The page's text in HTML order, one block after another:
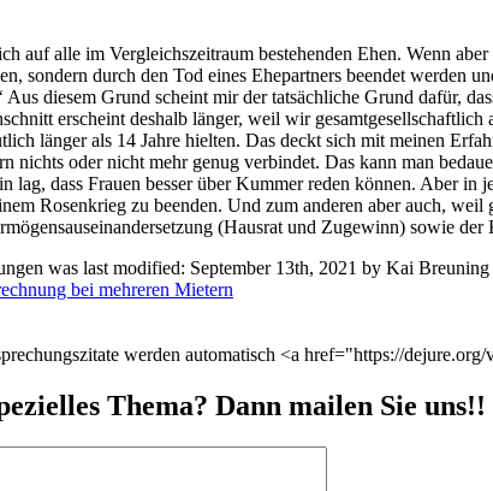
auf alle im Vergleichszeitraum bestehenden Ehen. Wenn
sondern durch den Tod eines Ehepartners beendet werden
Aus diesem Grund scheint mir der tatsächliche Grund dafür,
erscheint deshalb länger, weil wir
länger als 14 Jahre hielten. Das deckt sich mit meinen
nichts oder nicht mehr genug verbindet. Das kann man
lag, dass Frauen besser über Kummer reden können. Aber
Rosenkrieg zu beenden. Und zum anderen aber auch,
(Hausrat und Zugewinn) sowie der
was last modified: September 13th, 2021 by Kai Breuning
bei mehreren Mietern
werden automatisch <a href="https://
Thema? Dann mailen Sie uns!!